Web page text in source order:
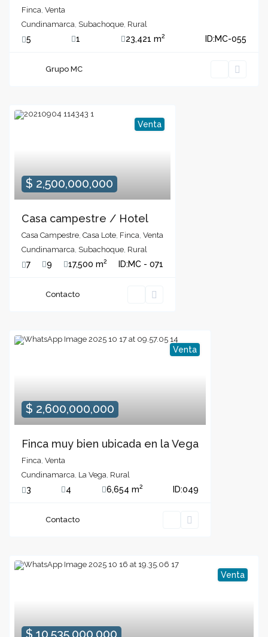
Finca ,Venta
Cundinamarca Subachoque Rural
5 1 23,421 m2 ID:MC-055
Grupo MC
$ 2,500,000,000
Venta
Casa campestre / Hotel
Casa Campestre ,Casa Lote Finca ,Venta
Cundinamarca Subachoque Rural
7 9 17,500 m2 ID:MC - 071
Contacto
$ 2,600,000,000
Venta
Finca muy bien ubicada en la Vega
Finca ,Venta
Cundinamarca La Vega Rural
3 4 6,654 m2 ID:049
Contacto
$ 10,535,000,000
Venta